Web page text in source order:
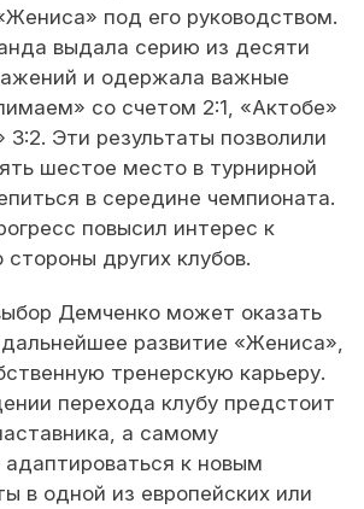
под его руководством.
выдала серию из десяти
и одержала важные
со счетом 2:1, «Актобе»
3:2. Эти результаты позволили
шестое место в турнирной
в середине чемпионата.
повысил интерес к
стороны других клубов.
Демченко может оказать
развитие «Жениса»,
тренерскую карьеру.
перехода клубу предстоит
а самому
к новым
в одной из европейских или